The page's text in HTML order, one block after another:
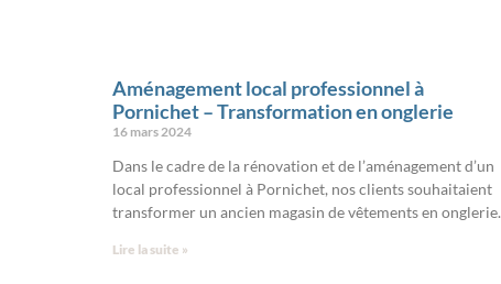
Aménagement local professionnel à
Pornichet – Transformation en onglerie
16 mars 2024
Dans le cadre de la rénovation et de l’aménagement d’un
local professionnel à Pornichet, nos clients souhaitaient
transformer un ancien magasin de vêtements en onglerie.
Lire la suite »